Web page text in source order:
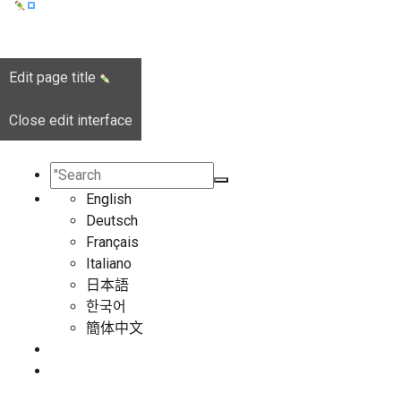
Edit page title
Close edit interface
English
Deutsch
Français
Italiano
日本語
한국어
簡体中文